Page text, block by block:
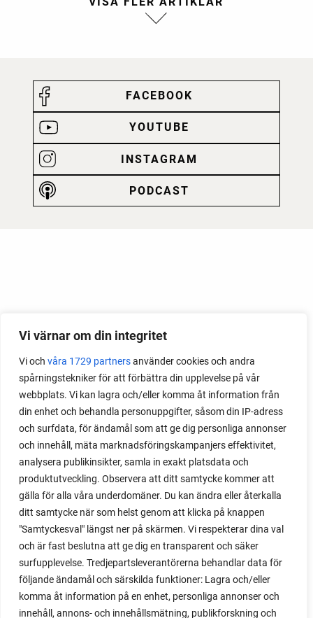
Vi värnar om din integritet
Vi och våra 1729 partnersanvänder cookies och andra
spårningstekniker för att förbättra din upplevelse på vår
webbplats. Vi kan lagra och/eller komma åt information från
din enhet och behandla personuppgifter, såsom din IP-adress
och surfdata, för ändamål som att ge dig personliga annonser
och innehåll, mäta marknadsföringskampanjers effektivitet,
analysera publikinsikter, samla in exakt platsdata och
produktutveckling. Observera att ditt samtycke kommer att
gälla för alla våra underdomäner. Du kan ändra eller återkalla
ditt samtycke när som helst genom att klicka på knappen
"Samtyckesval" längst ner på skärmen. Vi respekterar dina val
och är fast beslutna att ge dig en transparent och säker
surfupplevelse. Tredjepartsleverantörerna behandlar data för
följande ändamål och särskilda funktioner: Lagra och/eller
komma åt information på en enhet, personliga annonser och
innehåll, annons- och innehållsmätning, publikforskning och
FACEBOOK
YOUTUBE
INSTAGRAM
PODCAST